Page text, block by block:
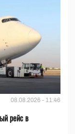
08.08.2026 - 11:46
рейс в